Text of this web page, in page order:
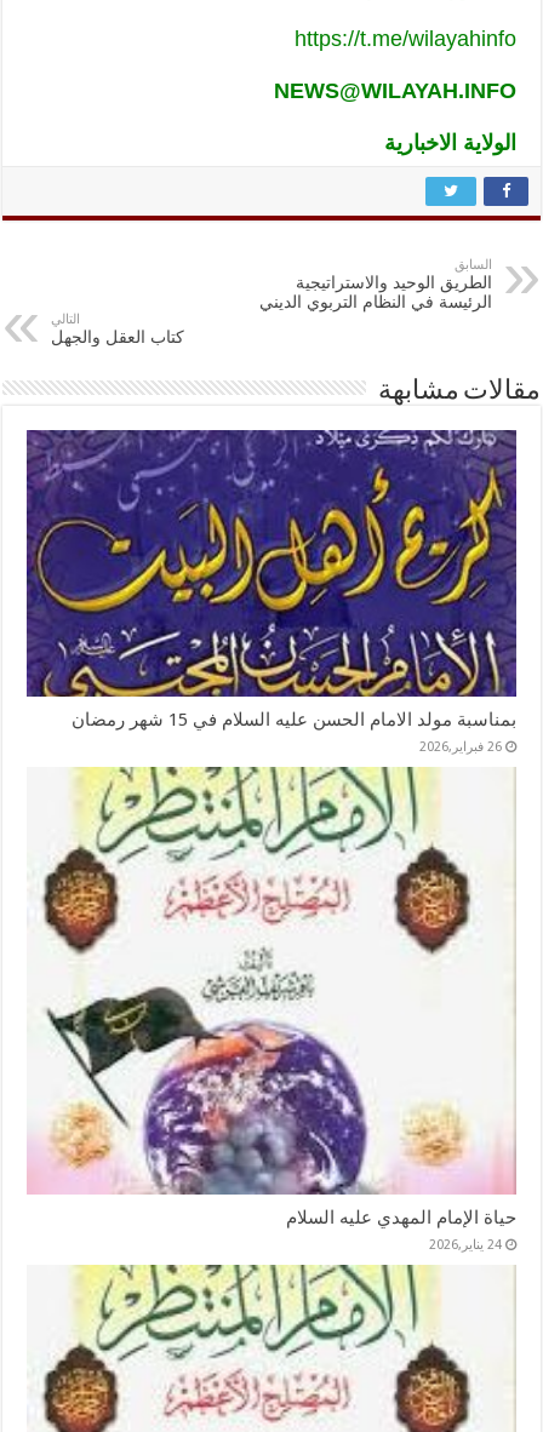
https://t.me/wilayahinfo
NEWS@WILAYAH.INFO
الولاية الاخبارية
السابق
الطريق الوحيد والاستراتيجية
الرئيسة في النظام التربوي الديني
التالي
كتاب العقل والجهل
مقالات مشابهة
بمناسبة مولد الامام الحسن عليه السلام في 15 شهر رمضان
26 فبراير,2026
حياة الإمام المهدي عليه السلام
24 يناير,2026